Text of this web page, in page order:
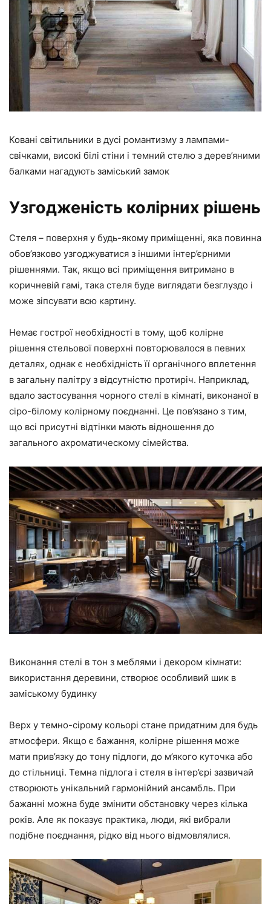
Ковані світильники в дусі романтизму з лампами-
свічками, високі білі стіни і темний стелю з дерев’яними
балками нагадують заміський замок
Узгодженість колірних рішень
Стеля – поверхня у будь-якому приміщенні, яка повинна
обов’язково узгоджуватися з іншими інтер’єрними
рішеннями. Так, якщо всі приміщення витримано в
коричневій гамі, така стеля буде виглядати безглуздо і
може зіпсувати всю картину.
Немає гострої необхідності в тому, щоб колірне
рішення стельової поверхні повторювалося в певних
деталях, однак є необхідність її органічного вплетення
в загальну палітру з відсутністю протиріч. Наприклад,
вдало застосування чорного стелі в кімнаті, виконаної в
сіро-білому колірному поєднанні. Це пов’язано з тим,
що всі присутні відтінки мають відношення до
загального ахроматическому сімейства.
Виконання стелі в тон з меблями і декором кімнати:
використання деревини, створює особливий шик в
заміському будинку
Верх у темно-сірому кольорі стане придатним для будь
атмосфери. Якщо є бажання, колірне рішення може
мати прив’язку до тону підлоги, до м’якого куточка або
до стільниці. Темна підлога і стеля в інтер’єрі зазвичай
створюють унікальний гармонійний ансамбль. При
бажанні можна буде змінити обстановку через кілька
років. Але як показує практика, люди, які вибрали
подібне поєднання, рідко від нього відмовлялися.